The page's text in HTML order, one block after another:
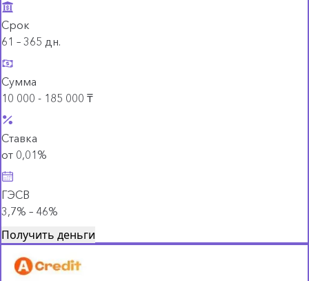
Срок
61 – 365 дн.
Сумма
10 000 - 185 000 ₸
Ставка
от 0,01%
ГЭСВ
3,7% – 46%
Получить деньги